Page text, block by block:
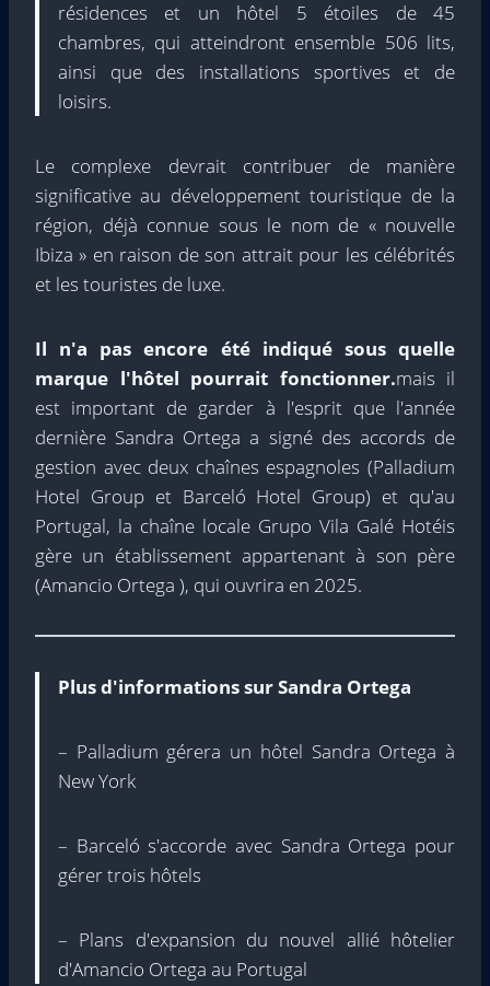
résidences et un hôtel 5 étoiles de 45
chambres, qui atteindront ensemble 506 lits,
ainsi que des installations sportives et de
loisirs.
Le complexe devrait contribuer de manière
significative au développement touristique de la
région, déjà connue sous le nom de « nouvelle
Ibiza » en raison de son attrait pour les célébrités
et les touristes de luxe.
Il n'a pas encore été indiqué sous quelle
marque l'hôtel pourrait fonctionner.mais il
est important de garder à l'esprit que l'année
dernière Sandra Ortega a signé des accords de
gestion avec deux chaînes espagnoles (Palladium
Hotel Group et Barceló Hotel Group) et qu'au
Portugal, la chaîne locale Grupo Vila Galé Hotéis
gère un établissement appartenant à son père
(Amancio Ortega ), qui ouvrira en 2025.
Plus d'informations sur Sandra Ortega
– Palladium gérera un hôtel Sandra Ortega à
New York
– Barceló s'accorde avec Sandra Ortega pour
gérer trois hôtels
– Plans d'expansion du nouvel allié hôtelier
d'Amancio Ortega au Portugal